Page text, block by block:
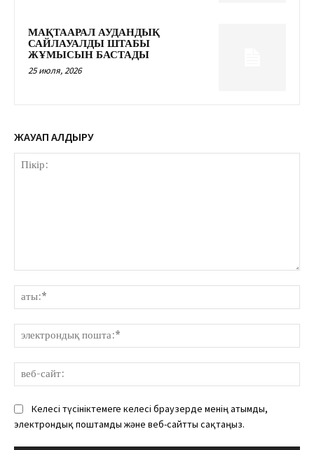
МАҚТААРАЛ АУДАНДЫҚ
САЙЛАУАЛДЫ ШТАБЫ
ЖҰМЫСЫН БАСТАДЫ
25 июля, 2026
ЖАУАП ҚАЛДЫРУ
Келесі түсініктемеге келесі браузерде менің атымды,
электрондық поштамды және веб-сайтты сақтаңыз.